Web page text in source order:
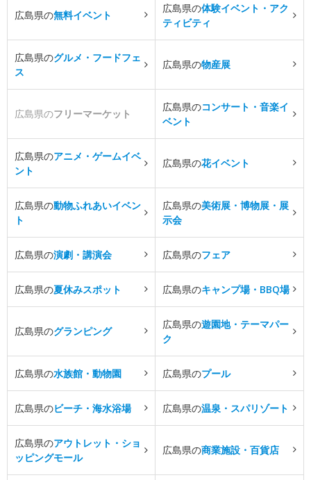
広島県の無料イベント
広島県の体験イベント・アク
ティビティ
広島県のグルメ・フードフェ
ス
広島県の物産展
広島県のフリーマーケット
広島県のコンサート・音楽イ
ベント
広島県のアニメ・ゲームイベ
ント
広島県の花イベント
広島県の動物ふれあいイベン
ト
広島県の美術展・博物展・展
示会
広島県の演劇・講演会 広島県のフェア
広島県の夏休みスポット 広島県のキャンプ場・BBQ場
広島県のグランピング
広島県の遊園地・テーマパー
ク
広島県の水族館・動物園 広島県のプール
広島県のビーチ・海水浴場 広島県の温泉・スパリゾート
広島県のアウトレット・ショ
ッピングモール
広島県の商業施設・百貨店